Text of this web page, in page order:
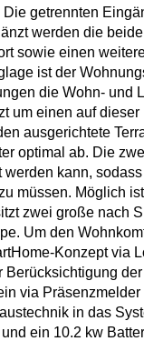
getrennten
werden die
sowie einen
ist der
die Wohn- und
um einen auf
ausgerichtete
optimal ab. Die
kann,
müssen. Möglich
zwei große nach
Um den
Konzept via
via
in das
ein 10.2 kw